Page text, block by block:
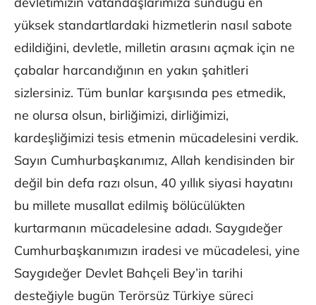
yüksek standartlardaki hizmetlerin nasıl sabote
edildiğini, devletle, milletin arasını açmak için ne
çabalar harcandığının en yakın şahitleri
sizlersiniz. Tüm bunlar karşısında pes etmedik,
ne olursa olsun, birliğimizi, dirliğimizi,
kardeşliğimizi tesis etmenin mücadelesini verdik.
Sayın Cumhurbaşkanımız, Allah kendisinden bir
değil bin defa razı olsun, 40 yıllık siyasi hayatını
bu millete musallat edilmiş bölücülükten
kurtarmanın mücadelesine adadı. Saygıdeğer
Cumhurbaşkanımızın iradesi ve mücadelesi, yine
Saygıdeğer Devlet Bahçeli Bey’in tarihi
desteğiyle bugün Terörsüz Türkiye süreci